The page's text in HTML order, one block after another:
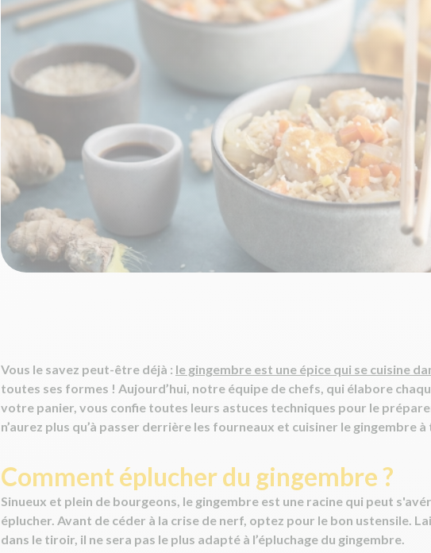
Vous le savez peut-être déjà : le gingembre est une épice qui se cuisine
toutes ses formes ! Aujourd’hui, notre équipe de chefs, qui élabore
votre panier, vous confie toutes leurs astuces techniques pour le
n’aurez plus qu’à passer derrière les fourneaux et cuisiner le gingembre
Comment éplucher du gingembre ?
Sinueux et plein de bourgeons, le gingembre est une racine qui peut
éplucher. Avant de céder à la crise de nerf, optez pour le bon ustensile.
dans le tiroir, il ne sera pas le plus adapté à l’épluchage du gingembre.